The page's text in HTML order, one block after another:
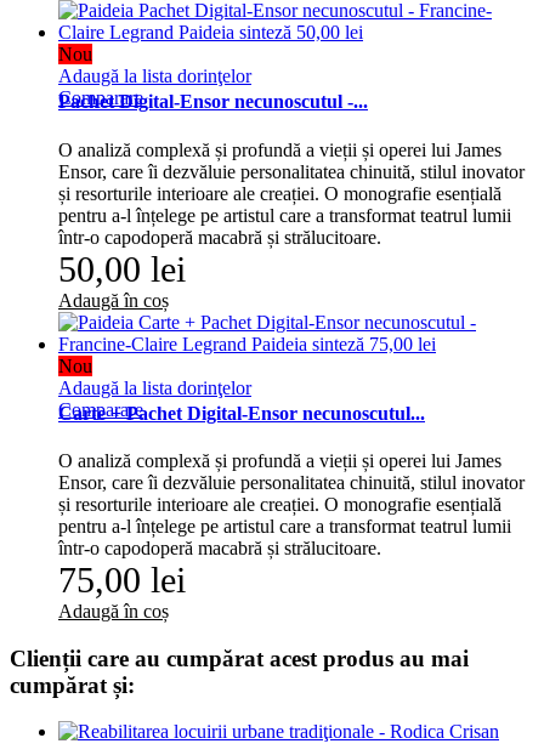
Nou
Adaugă la lista dorinţelor
Comparare
Pachet Digital-Ensor necunoscutul -...
O analiză complexă și profundă a vieții și operei lui James
Ensor, care îi dezvăluie personalitatea chinuită, stilul inovator
și resorturile interioare ale creației. O monografie esențială
pentru a-l înțelege pe artistul care a transformat teatrul lumii
într-o capodoperă macabră și strălucitoare.
50,00 lei
Adaugă în coș
Nou
Adaugă la lista dorinţelor
Comparare
Carte + Pachet Digital-Ensor necunoscutul...
O analiză complexă și profundă a vieții și operei lui James
Ensor, care îi dezvăluie personalitatea chinuită, stilul inovator
și resorturile interioare ale creației. O monografie esențială
pentru a-l înțelege pe artistul care a transformat teatrul lumii
într-o capodoperă macabră și strălucitoare.
75,00 lei
Adaugă în coș
Clienții care au cumpărat acest produs au mai
cumpărat și: